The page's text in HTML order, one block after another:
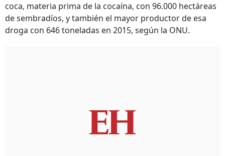
coca, materia prima de la cocaína, con 96.000 hectáreas
de sembradíos, y también el mayor productor de esa
droga con 646 toneladas en 2015, según la ONU.